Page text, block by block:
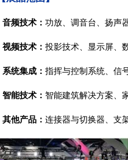
▌音频技术： 功放、调音台、扬声
▌视频技术： 投影技术、显示屏、
▌系统集成： 指挥与控制系统、信
▌智能技术： 智能建筑解决方案、
▌其他产品： 连接器与切换器、支